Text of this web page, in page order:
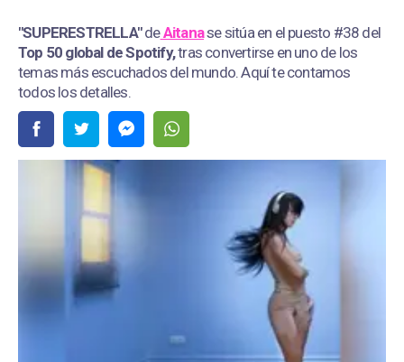
"SUPERESTRELLA"deAitanase sitúa en el puesto #38 del
Top 50 global de Spotify,tras convertirse en uno de los
temas más escuchados del mundo. Aquí te contamos
todos los detalles.